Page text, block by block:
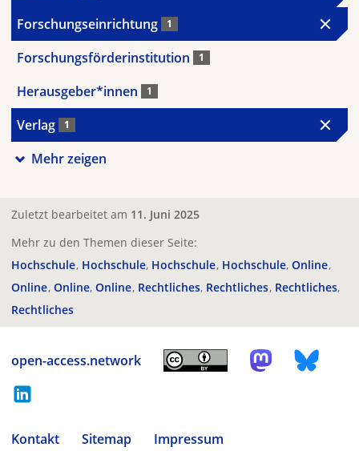
Forschungseinrichtung 1
Forschungsförderinstitution 1
Herausgeber*innen 1
Verlag 1
Mehr zeigen
Zuletzt bearbeitet am 11. Juni 2025
Mehr zu den Themen dieser Seite:
Hochschule Hochschule Hochschule Hochschule Online
Online Online Online Rechtliches Rechtliches Rechtliches
Rechtliches
open-access.network
Kontakt Sitemap
Impressum